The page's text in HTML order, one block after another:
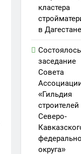
кластера
в Дагестане
Состоялось
заседание
Совета
«Гильдия
строителей
Северо-
округа»